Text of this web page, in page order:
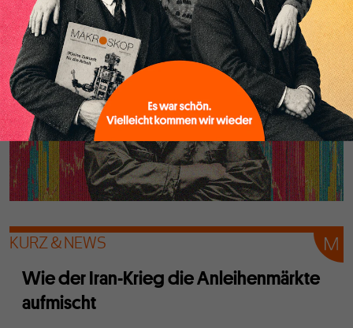
KURZ & NEWS
Wie der Iran-Krieg die Anleihenmärkte
aufmischt